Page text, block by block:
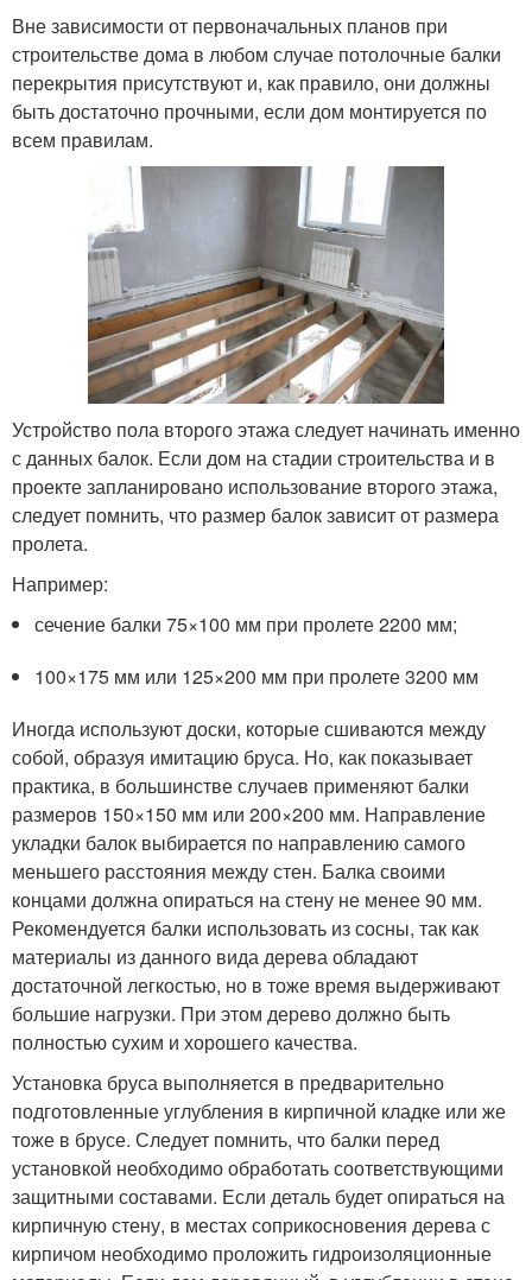
Вне зависимости от первоначальных планов при
строительстве дома в любом случае потолочные балки
перекрытия присутствуют и, как правило, они должны
быть достаточно прочными, если дом монтируется по
всем правилам.
Устройство пола второго этажа следует начинать именно
с данных балок. Если дом на стадии строительства и в
проекте запланировано использование второго этажа,
следует помнить, что размер балок зависит от размера
пролета.
Например:
сечение балки 75×100 мм при пролете 2200 мм;
100×175 мм или 125×200 мм при пролете 3200 мм
Иногда используют доски, которые сшиваются между
собой, образуя имитацию бруса. Но, как показывает
практика, в большинстве случаев применяют балки
размеров 150×150 мм или 200×200 мм. Направление
укладки балок выбирается по направлению самого
меньшего расстояния между стен. Балка своими
концами должна опираться на стену не менее 90 мм.
Рекомендуется балки использовать из сосны, так как
материалы из данного вида дерева обладают
достаточной легкостью, но в тоже время выдерживают
большие нагрузки. При этом дерево должно быть
полностью сухим и хорошего качества.
Установка бруса выполняется в предварительно
подготовленные углубления в кирпичной кладке или же
тоже в брусе. Следует помнить, что балки перед
установкой необходимо обработать соответствующими
защитными составами. Если деталь будет опираться на
кирпичную стену, в местах соприкосновения дерева с
кирпичом необходимо проложить гидроизоляционные